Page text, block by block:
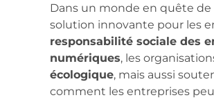
Dans un monde en quête de
solution innovante pour les
responsabilité sociale des
numériques, les
écologique, mais aussi
comment les entreprises